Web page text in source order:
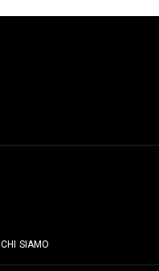
CHI SIAMO